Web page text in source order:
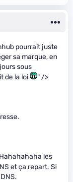
pourrait juste
sa marque, en
sous
de la loi
" />
les
et ça repart. Si